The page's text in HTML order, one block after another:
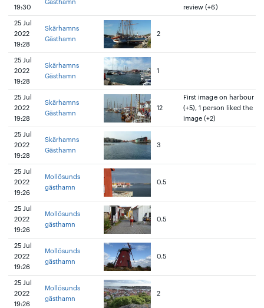
19:30
Gästhamn
review (+6)
25 Jul
2022
19:28
Skärhamns
Gästhamn
2
25 Jul
2022
19:28
Skärhamns
Gästhamn
1
25 Jul
2022
19:28
Skärhamns
Gästhamn
12
First image on harbour
(+5), 1 person liked the
image (+2)
25 Jul
2022
19:28
Skärhamns
Gästhamn
3
25 Jul
2022
19:26
Mollösunds
gästhamn
0.5
25 Jul
2022
19:26
Mollösunds
gästhamn
0.5
25 Jul
2022
19:26
Mollösunds
gästhamn
0.5
25 Jul
2022
19:26
Mollösunds
gästhamn
2